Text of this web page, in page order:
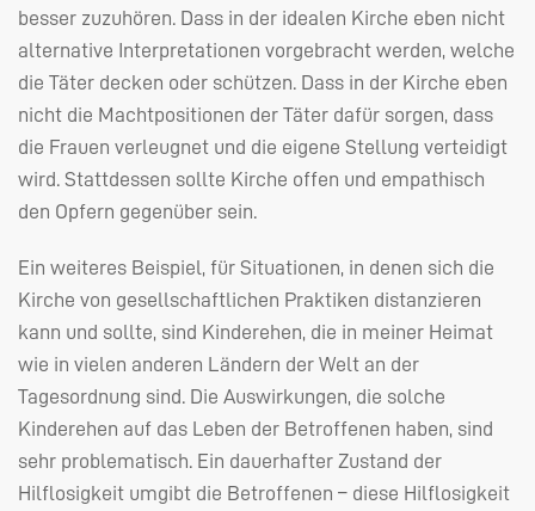
besser zuzuhören. Dass in der idealen Kirche eben nicht
alternative Interpretationen vorgebracht werden, welche
die Täter decken oder schützen. Dass in der Kirche eben
nicht die Machtpositionen der Täter dafür sorgen, dass
die Frauen verleugnet und die eigene Stellung verteidigt
wird. Stattdessen sollte Kirche offen und empathisch
den Opfern gegenüber sein.
Ein weiteres Beispiel, für Situationen, in denen sich die
Kirche von gesellschaftlichen Praktiken distanzieren
kann und sollte, sind Kinderehen, die in meiner Heimat
wie in vielen anderen Ländern der Welt an der
Tagesordnung sind. Die Auswirkungen, die solche
Kinderehen auf das Leben der Betroffenen haben, sind
sehr problematisch. Ein dauerhafter Zustand der
Hilflosigkeit umgibt die Betroffenen – diese Hilflosigkeit